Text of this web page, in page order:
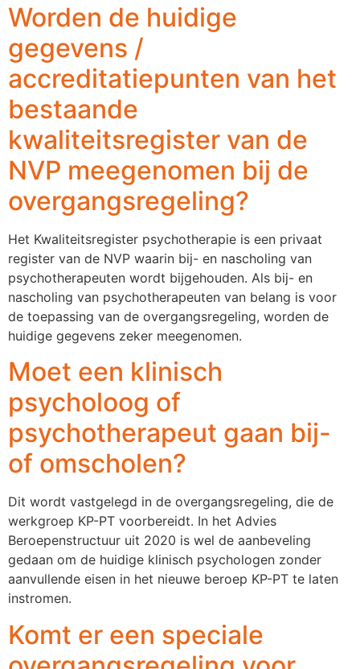
Worden de huidige
gegevens /
accreditatiepunten van het
bestaande
kwaliteitsregister van de
NVP meegenomen bij de
overgangsregeling?
Het Kwaliteitsregister psychotherapie is een privaat
register van de NVP waarin bij- en nascholing van
psychotherapeuten wordt bijgehouden. Als bij- en
nascholing van psychotherapeuten van belang is voor
de toepassing van de overgangsregeling, worden de
huidige gegevens zeker meegenomen.
Moet een klinisch
psycholoog of
psychotherapeut gaan bij-
of omscholen?
Dit wordt vastgelegd in de overgangsregeling, die de
werkgroep KP-PT voorbereidt. In het Advies
Beroepenstructuur uit 2020 is wel de aanbeveling
gedaan om de huidige klinisch psychologen zonder
aanvullende eisen in het nieuwe beroep KP-PT te laten
instromen.
Komt er een speciale